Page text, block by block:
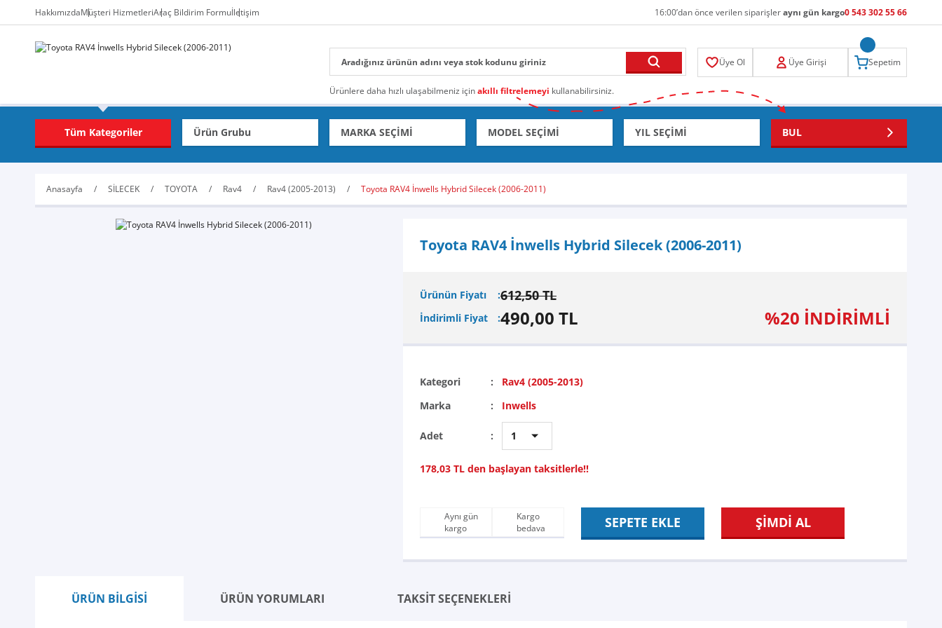
HakkımızdaMüşteri HizmetleriAraç Bildirim Formuİletişim 16:00’dan önce verilen siparişleraynı gün kargo0 543 302 55 66
Ürünlere daha hızlı ulaşabilmeniz içinakıllı filtrelemeyi kullanabilirsiniz.
Üye Ol Üye Girişi Sepetim
Tüm Kategoriler BUL
Anasayfa SİLECEK TOYOTA Rav4 Rav4 (2005-2013) Toyota RAV4 İnwells Hybrid Silecek (2006-2011)
Toyota RAV4 İnwells Hybrid Silecek (2006-2011)
Ürünün Fiyatı 612,50 TL
İndirimli Fiyat 490,00 TL %20 İNDİRİMLİ
Kategori
Rav4 (2005-2013)
Marka
Inwells
Adet
178,03 TL den başlayan taksitlerle!!
Aynı gün
kargo
Kargo
bedava
SEPETE EKLE ŞİMDİ AL
ÜRÜN BİLGİSİ ÜRÜN YORUMLARI TAKSİT SEÇENEKLERİ